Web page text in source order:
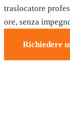
traslocatore
ore, senza
Richiedere